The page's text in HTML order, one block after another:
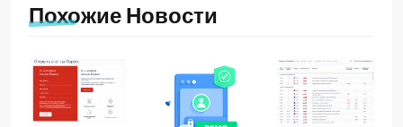
Похожие Новости